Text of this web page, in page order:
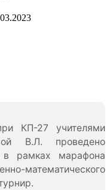
КП-27 учителями
В.Л. проведено
в рамках марафона
математического